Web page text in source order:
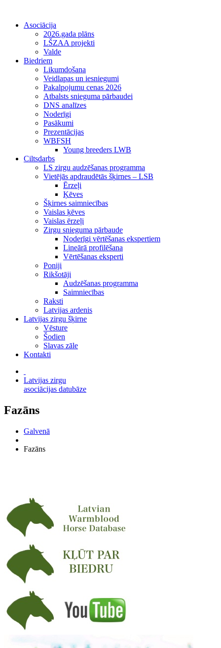
Asociācija
2026.gada plāns
LŠZAA projekti
Valde
Biedriem
Likumdošana
Veidlapas un iesniegumi
Pakalpojumu cenas 2026
Atbalsts snieguma pārbaudei
DNS analīzes
Noderīgi
Pasākumi
Prezentācijas
WBFSH
Young breeders LWB
Ciltsdarbs
LS zirgu audzēšanas programma
Vietējās apdraudētās šķirnes – LSB
Ērzeļi
Ķēves
Šķirnes saimniecības
Vaislas ķēves
Vaislas ērzeļi
Zirgu snieguma pārbaude
Noderīgi vērtēšanas ekspertiem
Lineārā profilēšana
Vērtēšanas eksperti
Poniji
Rikšotāji
Audzēšanas programma
Saimniecības
Raksti
Latvijas ardenis
Latvijas zirgu šķirne
Vēsture
Šodien
Slavas zāle
Kontakti
Latvijas zirgu
asociācijas datubāze
Fazāns
Galvenā
Fazāns